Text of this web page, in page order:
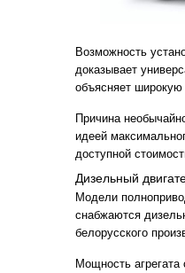
Возможность
доказывает
объясняет широкую
Причина
идеей
доступной
Дизельный
Модели
снабжаются
белорусского
Мощность